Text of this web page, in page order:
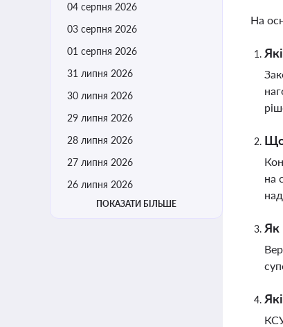
04 серпня 2026
03 серпня 2026
01 серпня 2026
31 липня 2026
30 липня 2026
29 липня 2026
28 липня 2026
27 липня 2026
26 липня 2026
ПОКАЗАТИ БІЛЬШЕ
На
Що
на
Як